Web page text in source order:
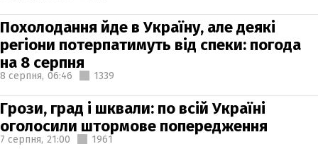
Похолодання йде в Україну, але деякі
регіони потерпатимуть від спеки: погода
на 8 серпня
8 серпня, 06:46 1339
Грози, град і шквали: по всій Україні
оголосили штормове попередження
7 серпня, 21:00 1961